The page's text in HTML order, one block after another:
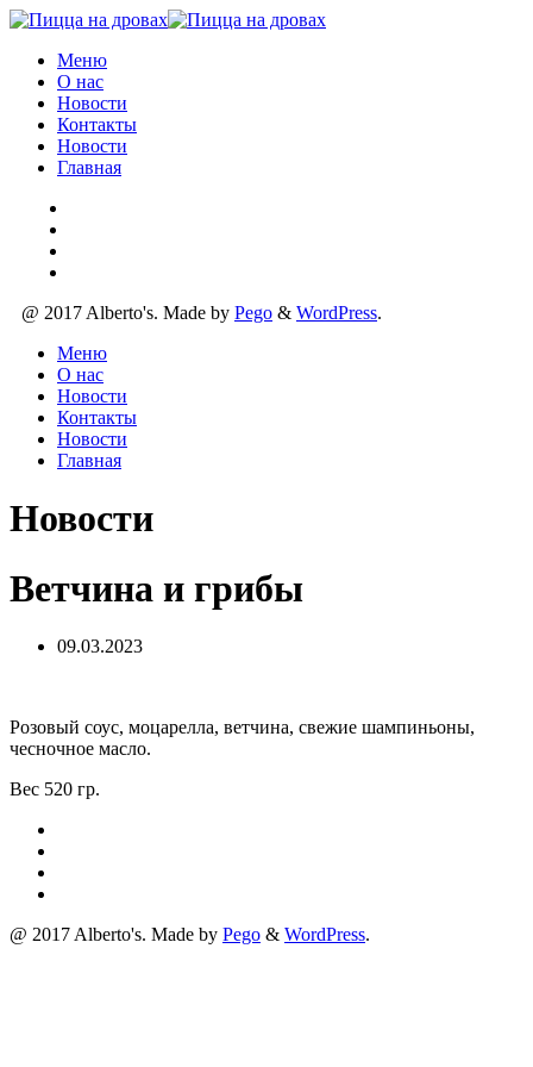
Меню
О нас
Новости
Контакты
Новости
Главная
@ 2017 Alberto's. Made by Pego & WordPress.
Меню
О нас
Новости
Контакты
Новости
Главная
Новости
Ветчина и грибы
09.03.2023
Розовый соус, моцарелла, ветчина, свежие шампиньоны,
чесночное масло.
Вес 520 гр.
@ 2017 Alberto's. Made by Pego & WordPress.